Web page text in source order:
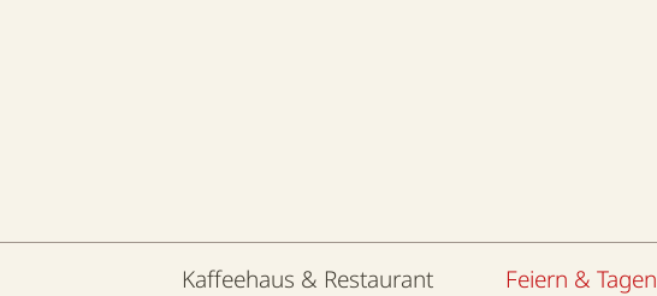
Kaffeehaus & Restaurant Feiern & Tagen